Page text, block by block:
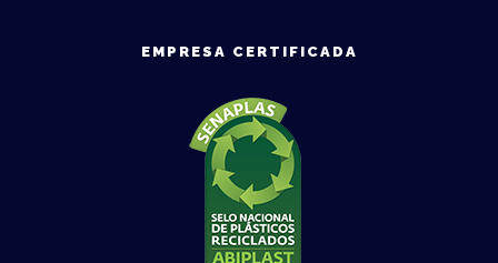
EMPRESA CERTIFICADA